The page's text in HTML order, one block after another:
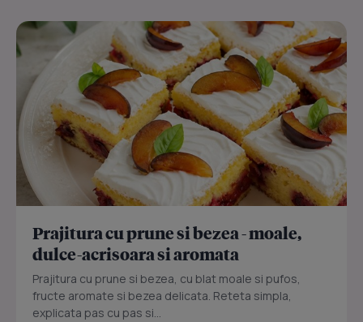
Prajitura cu prune si bezea - moale,
dulce-acrisoara si aromata
Prajitura cu prune si bezea, cu blat moale si pufos,
fructe aromate si bezea delicata. Reteta simpla,
explicata pas cu pas si...